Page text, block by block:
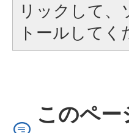
リックして
トールしてく
このペ